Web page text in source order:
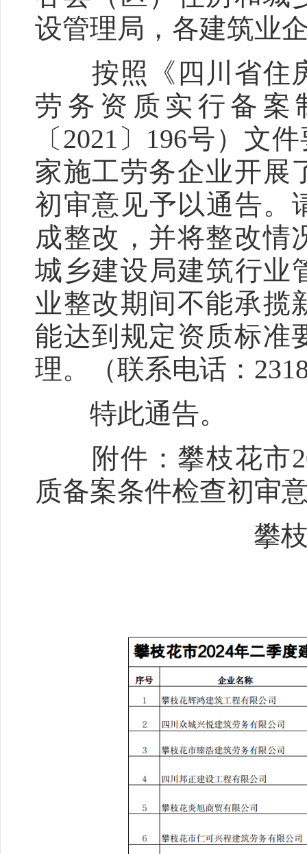
设管理局，各建筑业
按照《四川省住房
劳务资质实行备案
〔2021〕196号）文
家施工劳务企业开展
初审意见予以通告。
成整改，并将整改情
城乡建设局建筑行业
业整改期间不能承揽
能达到规定资质标准
理。（联系电话：
特此通告。
附件：攀枝花市
质备案条件检查初
攀枝